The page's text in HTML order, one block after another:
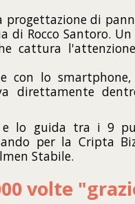
progettazione di
Rocco Santoro.
cattura
con lo
direttamente
e lo guida tra i 9
per la Cripta
Stabile.
volte